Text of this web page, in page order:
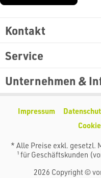
Kontakt
Service
Unternehmen &
Impressum
* Alle Preise exkl. gesetzl.
¹ für Geschäftskunden
2026 Copyright ©